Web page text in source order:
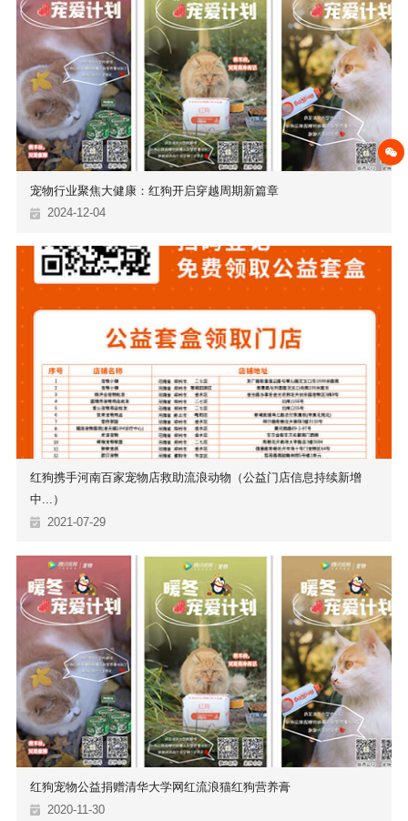
宠物行业聚焦大健康：红狗开启穿越周期新篇章
2024-12-04
红狗携手河南百家宠物店救助流浪动物（公益门店信息持续新增
中...）
2021-07-29
红狗宠物公益捐赠清华大学网红流浪猫红狗营养膏
2020-11-30